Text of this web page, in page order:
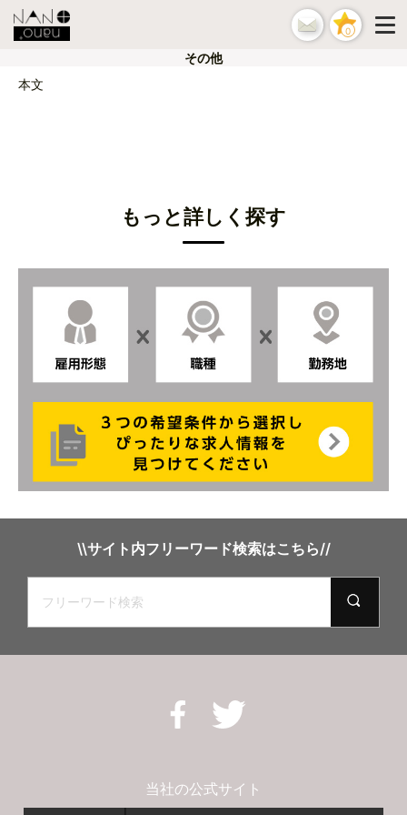
0
その他
本文
もっと詳しく探す
\\サイト内フリーワード検索はこちら//
当社の公式サイト